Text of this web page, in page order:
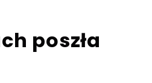
poszła